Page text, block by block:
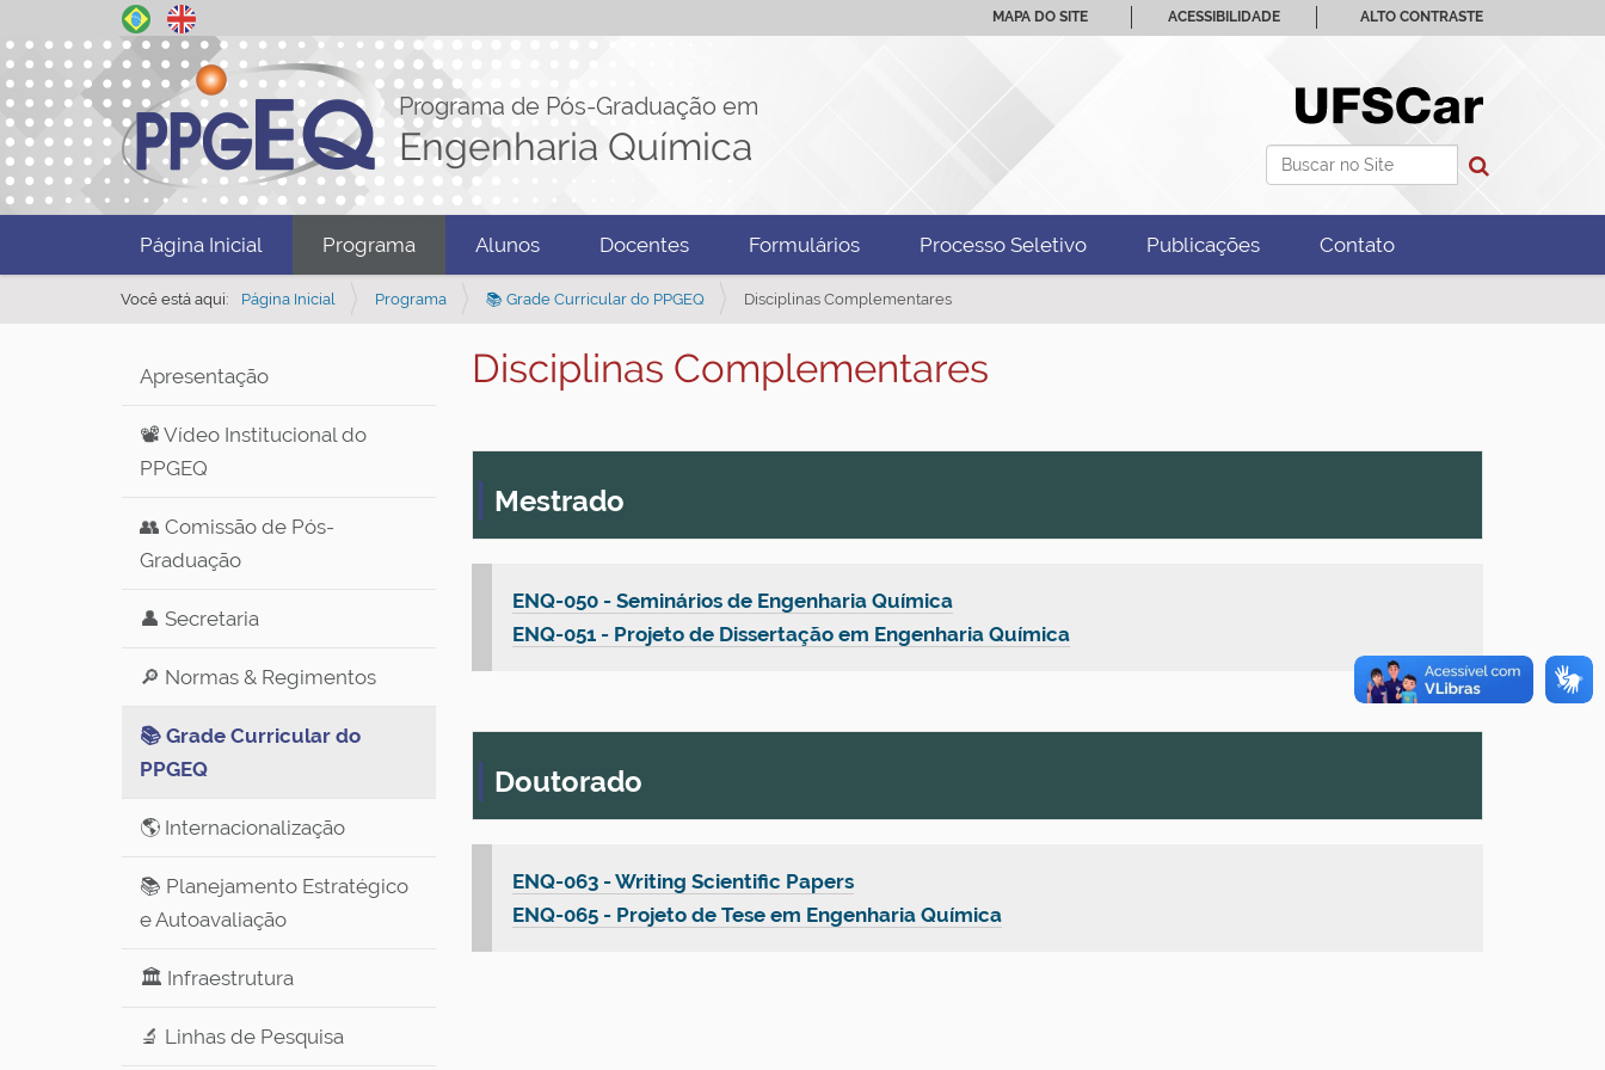
Programa de Pós-Graduação em
Engenharia Química Busca
MAPA DO SITE ACESSIBILIDADE ALTO CONTRASTE
Página Inicial Programa Alunos Docentes Formulários Processo Seletivo Publicações Contato
Você está aqui: Página Inicial Programa 📚 Grade Curricular do PPGEQ Disciplinas Complementares
Apresentação
📽️ Vídeo Institucional do
PPGEQ
👥 Comissão de Pós-
Graduação
👤 Secretaria
🔎 Normas & Regimentos
📚 Grade Curricular do
PPGEQ
🌎 Internacionalização
📚 Planejamento Estratégico
e Autoavaliação
🏛️ Infraestrutura
🔬 Linhas de Pesquisa
Disciplinas Complementares
Mestrado
ENQ-050 - Seminários de Engenharia Química
ENQ-051 - Projeto de Dissertação em Engenharia Química
Doutorado
ENQ-063 -Writing Scientific Papers
ENQ-065 - Projeto de Tese em Engenharia Química